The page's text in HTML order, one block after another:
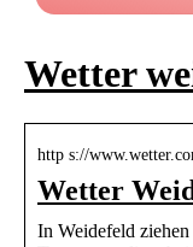
Wetter
http s://
Wetter
In Weidefeld